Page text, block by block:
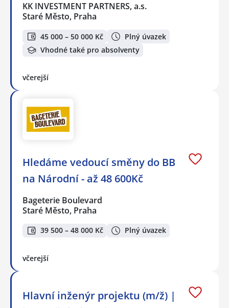
KK INVESTMENT PARTNERS, a.s.
Staré Město, Praha
45 000 – 50 000 Kč
Plný úvazek
Vhodné také pro absolventy
včerejší
Hledáme vedoucí směny do BB
na Národní - až 48 600Kč
Bageterie Boulevard
Staré Město, Praha
39 500 – 48 000 Kč Plný úvazek
včerejší
Hlavní inženýr projektu (m/ž) |